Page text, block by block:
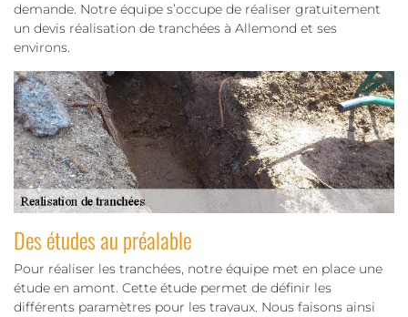
demande. Notre équipe s’occupe de réaliser gratuitement
un devis réalisation de tranchées à Allemond et ses
environs.
Des études au préalable
Pour réaliser les tranchées, notre équipe met en place une
étude en amont. Cette étude permet de définir les
différents paramètres pour les travaux. Nous faisons ainsi